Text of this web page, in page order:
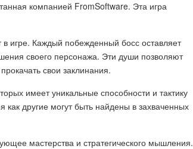
компанией FromSoftware. Эта игра
игре. Каждый побежденный босс оставляет
своего персонажа. Эти души позволяют
свои заклинания.
имеет уникальные способности и тактику
другие могут быть найдены в захваченных
мастерства и стратегического мышления.